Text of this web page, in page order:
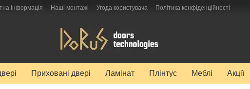
інформація Наші монтажі Угода користувача Політика конфіденційності
Приховані двері Ламінат Плінтус Меблі Акції